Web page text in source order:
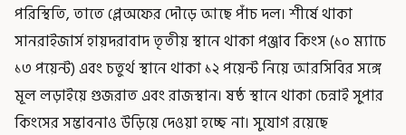
পরিস্থিতি, তাতে প্লেঅফের দৌড়ে আছে পাঁচ দল। শীর্ষে থাকা
সানরাইজার্স হায়দরাবাদ তৃতীয় স্থানে থাকা পঞ্জাব কিংস (১০ ম্যাচে
১৩ পয়েন্ট) এবং চতুর্থ স্থানে থাকা ১২ পয়েন্ট নিয়ে আরসিবির সঙ্গে
মূল লড়াইয়ে গুজরাত এবং রাজস্থান। ষষ্ঠ স্থানে থাকা চেন্নাই সুপার
কিংসের সম্ভাবনাও উড়িয়ে দেওয়া হচ্ছে না। সুযোগ রয়েছে